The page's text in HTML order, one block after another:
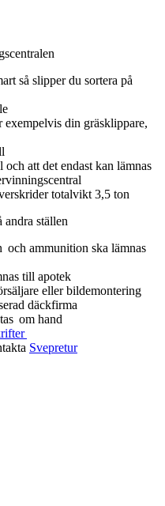
så slipper du sortera på
din gräsklippare,
att det endast kan lämnas
totalvikt 3,5 ton
andra ställen
ammunition ska lämnas
till apotek
eller bildemontering
däckfirma
om hand
Svepretur